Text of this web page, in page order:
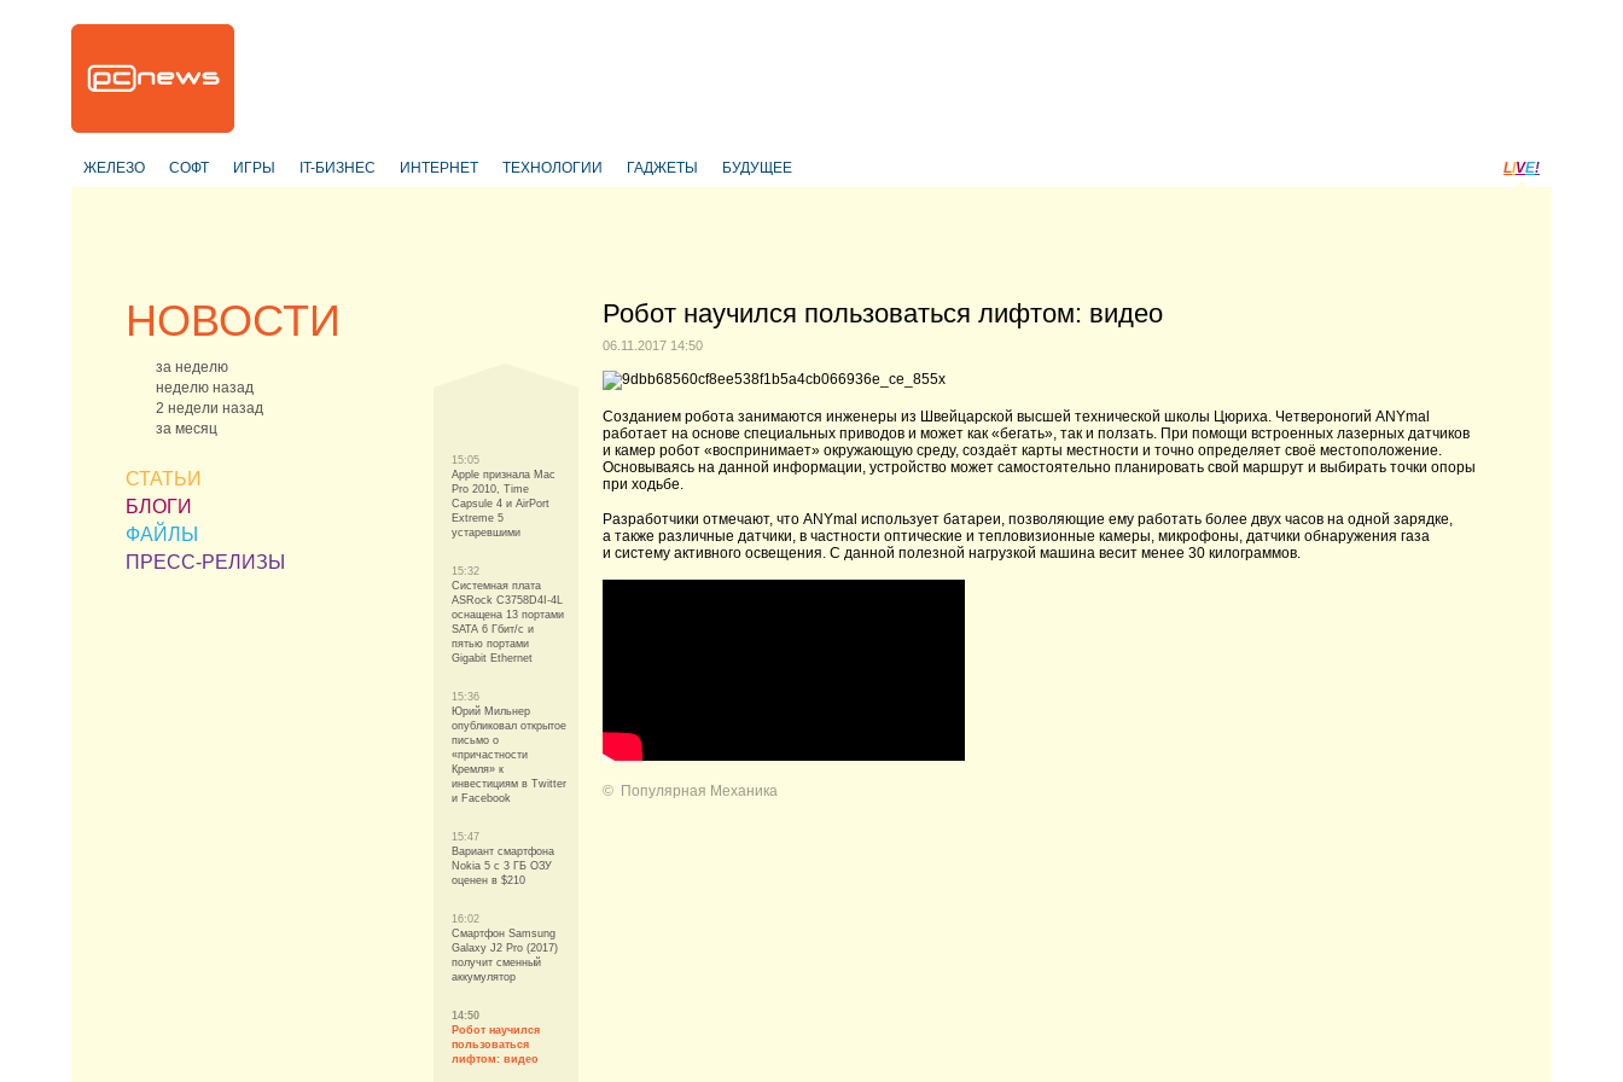
ЖЕЛЕЗО СОФТ ИГРЫ IT-БИЗНЕС ИНТЕРНЕТ ТЕХНОЛОГИИ ГАДЖЕТЫ БУДУЩЕЕ LIVE!
НОВОСТИ
за неделю
неделю назад
2 недели назад
за месяц
СТАТЬИ
БЛОГИ
ФАЙЛЫ
ПРЕСС-РЕЛИЗЫ
15:05
Apple признала Mac
Pro 2010, Time
Capsule 4 и AirPort
Extreme 5
устаревшими
15:32
Системная плата
ASRock C3758D4I-4L
оснащена 13 портами
SATA 6 Гбит/с и
пятью портами
Gigabit Ethernet
15:36
Юрий Мильнер
опубликовал открытое
письмо о
«причастности
Кремля» к
инвестициям в Twitter
и Facebook
15:47
Вариант смартфона
Nokia 5 с 3 ГБ ОЗУ
оценен в $210
16:02
Смартфон Samsung
Galaxy J2 Pro (2017)
получит сменный
аккумулятор
14:50
Робот научился
пользоваться
лифтом: видео
Робот научился пользоваться лифтом: видео
06.11.2017 14:50
Созданием робота занимаются инженеры из Швейцарской высшей технической школы Цюриха. Четвероногий ANYmal
работает на основе специальных приводов и может как «бегать», так и ползать. При помощи встроенных лазерных датчиков
и камер робот «воспринимает» окружающую среду, создаёт карты местности и точно определяет своё местоположение.
Основываясь на данной информации, устройство может самостоятельно планировать свой маршрут и выбирать точки опоры
при ходьбе.
Разработчики отмечают, что ANYmal использует батареи, позволяющие ему работать более двух часов на одной зарядке,
а также различные датчики, в частности оптические и тепловизионные камеры, микрофоны, датчики обнаружения газа
и систему активного освещения. С данной полезной нагрузкой машина весит менее 30 килограммов.
© Популярная Механика